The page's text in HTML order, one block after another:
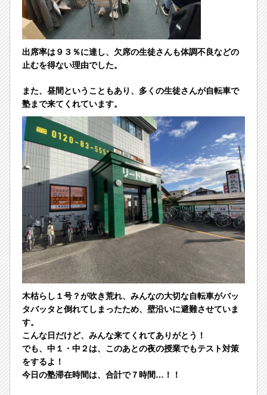
出席率は９３％に達し、欠席の生徒さんも体調不良などの
止むを得ない理由でした。
また、昼間ということもあり、多くの生徒さんが自転車で
塾まで来てくれています。
木枯らし１号？が吹き荒れ、みんなの大切な自転車がバッ
タバッタと倒れてしまったため、壁沿いに避難させていま
す。
こんな日だけど、みんな来てくれてありがとう！
でも、中１・中２は、このあとの夜の授業でもテスト対策
をするよ！
今日の塾滞在時間は、合計で７時間…！！